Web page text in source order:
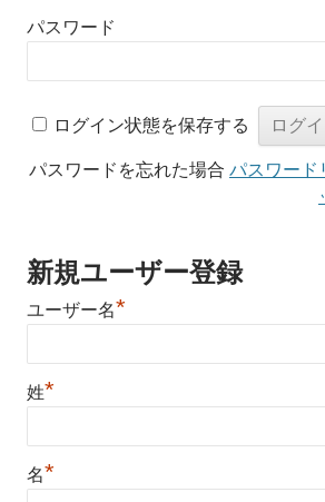
パスワード
ログイン状態を保存する
パスワードを忘れた場合 パスワード
新規ユーザー登録
ユーザー名*
姓*
名*